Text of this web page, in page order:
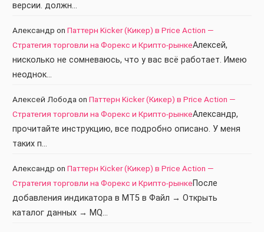
версии. должн…
Александр on Паттерн Kicker (Кикер) в Price Action —
Стратегия торговли на Форекс и Крипто-рынкеАлексей,
нисколько не сомневаюсь, что у вас всё работает. Имею
неоднок…
Алексей Лобода on Паттерн Kicker (Кикер) в Price Action —
Стратегия торговли на Форекс и Крипто-рынкеАлександр,
прочитайте инструкцию, все подробно описано. У меня
таких п…
Александр on Паттерн Kicker (Кикер) в Price Action —
Стратегия торговли на Форекс и Крипто-рынкеПосле
добавления индикатора в МТ5 в Файл → Открыть
каталог данных → MQ…